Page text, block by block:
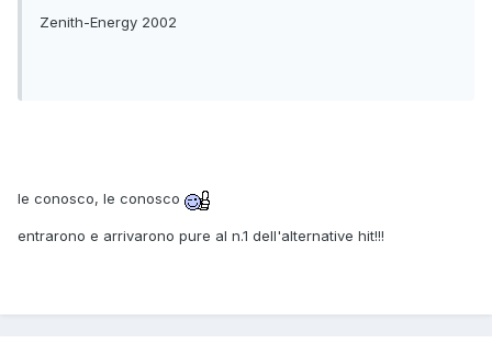
Zenith-Energy 2002
le conosco, le conosco
entrarono e arrivarono pure al n.1 dell'alternative hit!!!